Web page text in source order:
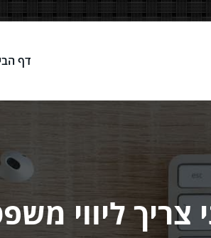
דף
צריך ליווי